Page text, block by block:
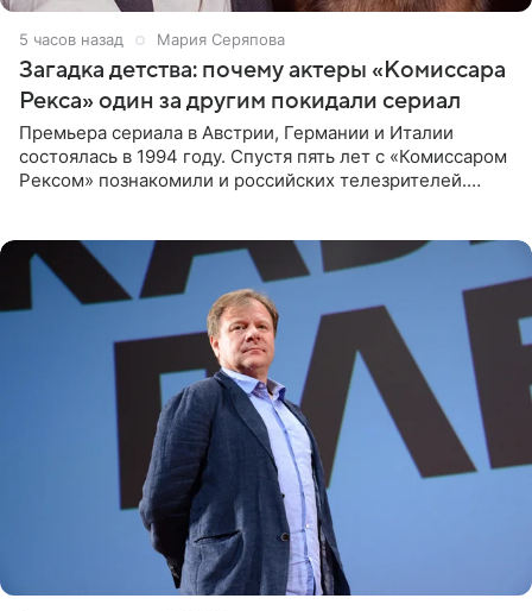
5 часов назад Мария Серяпова
Загадка детства: почему актеры «Комиссара
Рекса» один за другим покидали сериал
Премьера сериала в Австрии, Германии и Италии
состоялась в 1994 году. Спустя пять лет с «Комиссаром
Рексом» познакомили и российских телезрителей.